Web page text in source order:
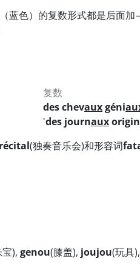
（蓝色）的复数形式都是后面加
复数
des chevauxgéni
'des journauxorigin
récital(独奏音乐会)和形容词
), genou(膝盖), joujou(玩具),